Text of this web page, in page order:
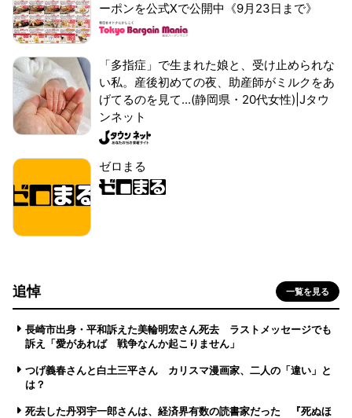
ーポンを公式Xで公開中《9月23日まで》
「多指症」で生まれた娘と、受け止められな
い私。産後初めての夜、助産師がミルクをあ
げてるのを見て...(静岡県・20代女性)|Jタウ
ンネット
ゼロまる
追悼 一覧を見る
長崎市出身・平和訴えた美輪明宏さん死去 ラストメッセージでも
訴え「愛があれば 戦争なんか起こりません」
つげ義春さんと白土三平さん カリスマ漫画家、二人の「違い」と
は？
死去した丹羽宇一郎さんは、経済界有数の読書家だった 『死ぬほ